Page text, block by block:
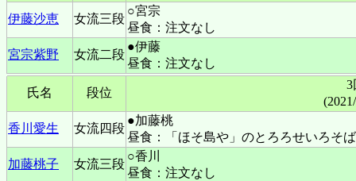
伊藤沙恵
女流三段
○宮宗
昼食：注文なし
宮宗紫野
女流二段
●伊藤
昼食：注文なし
氏名 段位
3
香川愛生
女流四段
●加藤桃
昼食：「ほそ島や」のとろろせいろそば
加藤桃子
女流三段
○香川
昼食：注文なし